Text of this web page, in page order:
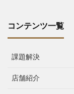
コンテンツ一覧
課題解決
店舗紹介